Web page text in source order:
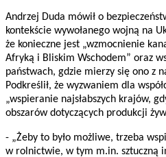
Andrzej Duda mówił o
kontekście wywołanego wojną na
że konieczne jest „wzmocnienie
Afryką i Bliskim Wschodem” oraz
państwach, gdzie mierzy się ono z
Podkreślił, że wyzwaniem dla
„wspieranie najsłabszych krajów,
obszarów dotyczących produkcji
- „Żeby to było możliwe, trzeba
w rolnictwie, w tym m.in. sztuczną